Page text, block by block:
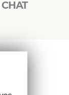
CHAT